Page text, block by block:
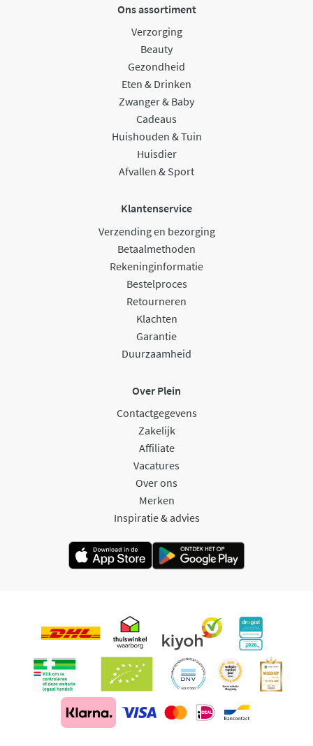
Ons assortiment
Verzorging
Beauty
Gezondheid
Eten & Drinken
Zwanger & Baby
Cadeaus
Huishouden & Tuin
Huisdier
Afvallen & Sport
Klantenservice
Verzending en bezorging
Betaalmethoden
Rekeninginformatie
Bestelproces
Retourneren
Klachten
Garantie
Duurzaamheid
Over Plein
Contactgegevens
Zakelijk
Affiliate
Vacatures
Over ons
Merken
Inspiratie & advies